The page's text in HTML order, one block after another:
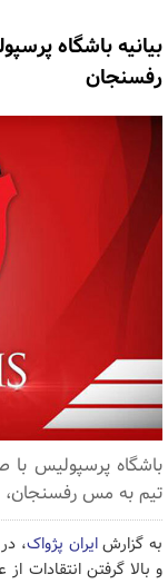
بیانیه باشگاه
رفسنجان
باشگاه پرسپولیس با
تیم به مس
به گزارشایران پژواک،
و بالا گرفتن انتقادات